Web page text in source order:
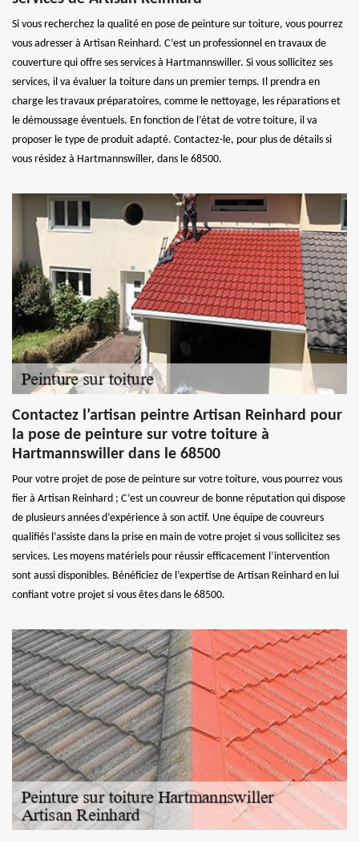
Si vous recherchez la qualité en pose de peinture sur toiture, vous pourrez
vous adresser à Artisan Reinhard. C’est un professionnel en travaux de
couverture qui offre ses services à Hartmannswiller. Si vous sollicitez ses
services, il va évaluer la toiture dans un premier temps. Il prendra en
charge les travaux préparatoires, comme le nettoyage, les réparations et
le démoussage éventuels. En fonction de l’état de votre toiture, il va
proposer le type de produit adapté. Contactez-le, pour plus de détails si
vous résidez à Hartmannswiller, dans le 68500.
Contactez l’artisan peintre Artisan Reinhard pour
la pose de peinture sur votre toiture à
Hartmannswiller dans le 68500
Pour votre projet de pose de peinture sur votre toiture, vous pourrez vous
fier à Artisan Reinhard ; C’est un couvreur de bonne réputation qui dispose
de plusieurs années d’expérience à son actif. Une équipe de couvreurs
qualifiés l’assiste dans la prise en main de votre projet si vous sollicitez ses
services. Les moyens matériels pour réussir efficacement l’intervention
sont aussi disponibles. Bénéficiez de l’expertise de Artisan Reinhard en lui
confiant votre projet si vous êtes dans le 68500.